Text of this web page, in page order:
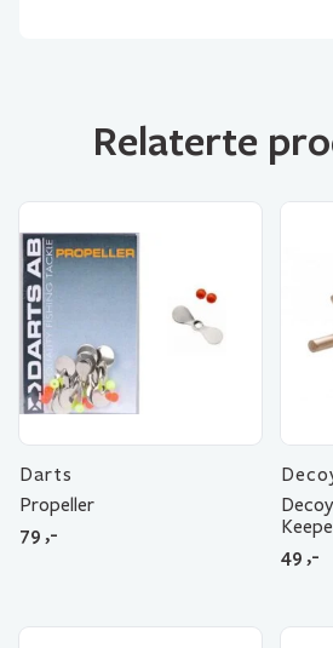
Relaterte
Darts
Propeller
79 ,-
49 ,-